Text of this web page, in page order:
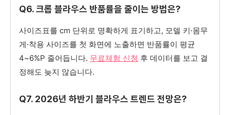
Q6. 크롭 블라우스 반품률을 줄이는 방법은?
사이즈표를 cm 단위로 명확하게 표기하고, 모델 키·몸무
게·착용 사이즈를 첫 화면에 노출하면 반품률이 평균
4~6%P 줄어듭니다. 무료체험 신청 후 데이터를 보고 결
정해도 늦지 않습니다.
Q7. 2026년 하반기 블라우스 트렌드 전망은?